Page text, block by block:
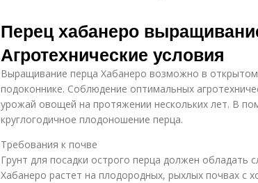
Перец хабанеро
Агротехнические условия
Выращивание перца Хабанеро возможно в
подоконнике. Соблюдение оптимальных
урожай овощей на протяжении нескольких лет. В
круглогодичное плодоношение перца.
Требования к почве
Грунт для посадки острого перца должен обладать
Хабанеро растет на плодородных, рыхлых почвах с